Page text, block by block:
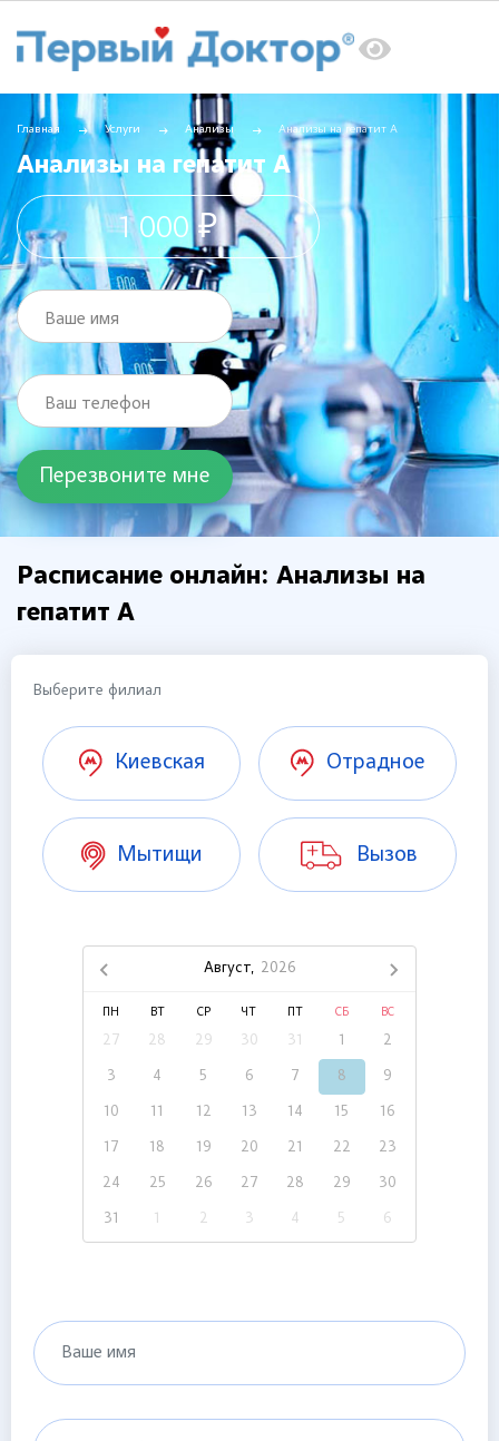
Главная Услуги Анализы Анализы на гепатит А
Анализы на гепатит А
1 000 ₽
Ваше имя
Ваш телефон
Расписание онлайн: Анализы на
гепатит А
Выберите филиал
Киевская Отрадное
Мытищи Вызов
Август, 2026
ПН ВТ СР ЧТ СБ ВС
27 28 29 30 31 1 2
3 4 5 6 7 8 9
10 11 12 13 14 15 16
17 18 19 20 21 22 23
24 25 26 27 28 29 30
31 1 2 3 4 5 6
Ваше имя